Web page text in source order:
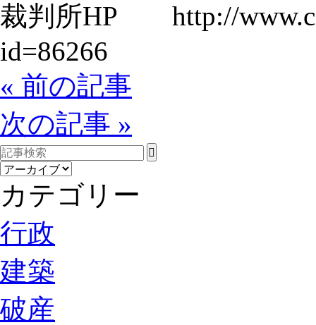
裁判所HP
http://
id=86266
« 前の記事
次の記事 »
カテゴリー
行政
建築
破産